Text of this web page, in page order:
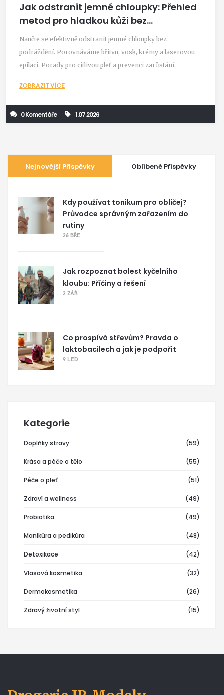
Jak odstranit jemné chloupky: Přehled
metod pro hladkou kůži bez
podráždění
Naučte se efektivně odstranit jemné chloupky bez
podráždění. Porovnáváme břitvu, vosk, krémy a laserovou
epilaci. Porady pro citlivou pleť a prevenci zarůstání.
ZOBRAZIT VÍCE
0 Komentáře 1.07.2026
Nejnovější Příspěvky Oblíbené Příspěvky
Kdy používat tonikum pro obličej?
Průvodce správným zařazením do
rutiny
26 BŘE
Jak rozpoznat bolest kyčelního
kloubu: Příčiny a řešení
2 ZÁŘ
Co prospívá střevům? Pravda o
laktobacilech a jak je podpořit
9 LED
Kategorie
Doplňky stravy (59)
Krása a péče o tělo (55)
Péče o pleť (51)
Zdraví a wellness (49)
Probiotika (49)
Manikúra a pedikúra (48)
Detoxikace (42)
Vlasová kosmetika (32)
Dermokosmetika (26)
Zdravý životní styl (15)